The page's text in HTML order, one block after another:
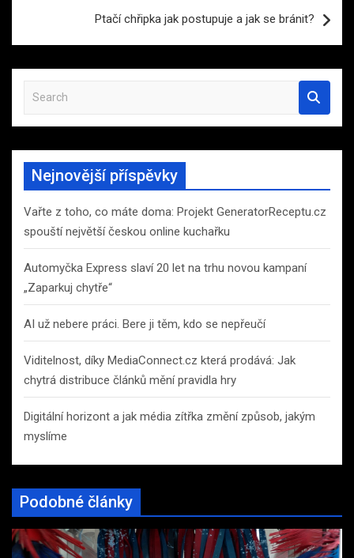
Ptačí chřipka jak postupuje a jak se bránit?
a
r
h
Nejnovější příspěvky
Vařte z toho, co máte doma: Projekt GeneratorReceptu.cz
spouští největší českou online kuchařku
Automyčka Express slaví 20 let na trhu novou kampaní
„Zaparkuj chytře“
AI už nebere práci. Bere ji těm, kdo se nepřeučí
Viditelnost, díky MediaConnect.cz která prodává: Jak
chytrá distribuce článků mění pravidla hry
Digitální horizont a jak média zítřka změní způsob, jakým
myslíme
Podobné články